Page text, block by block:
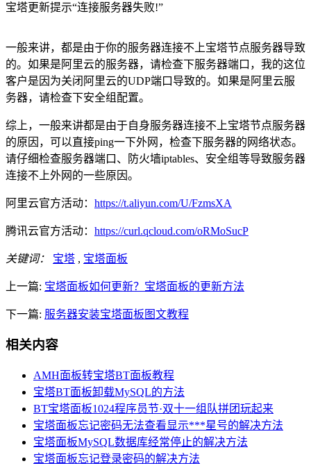
宝塔更新提示“连接服务器失败!”
一般来讲，都是由于你的服务器连接不上宝塔节点服务器导致
的。如果是阿里云的服务器，请检查下服务器端口，我的这位
客户是因为关闭阿里云的UDP端口导致的。如果是阿里云服
务器，请检查下安全组配置。
综上，一般来讲都是由于自身服务器连接不上宝塔节点服务器
的原因，可以直接ping一下外网，检查下服务器的网络状态。
请仔细检查服务器端口、防火墙iptables、安全组等导致服务器
连接不上外网的一些原因。
阿里云官方活动： https://t.aliyun.com/U/FzmsXA
腾讯云官方活动： https://curl.qcloud.com/oRMoSucP
关键词： 宝塔 , 宝塔面板
上一篇: 宝塔面板如何更新？宝塔面板的更新方法
下一篇: 服务器安装宝塔面板图文教程
相关内容
AMH面板转宝塔BT面板教程
宝塔BT面板卸载MySQL的方法
BT宝塔面板1024程序员节·双十一组队拼团玩起来
宝塔面板忘记密码无法查看显示***星号的解决方法
宝塔面板MySQL数据库经常停止的解决方法
宝塔面板忘记登录密码的解决方法